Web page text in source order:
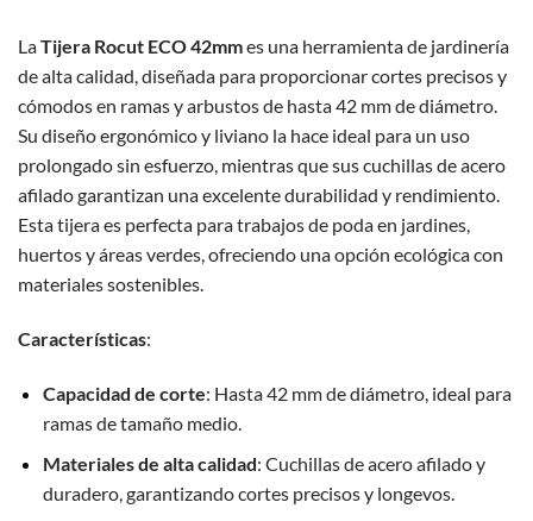
LaTijera Rocut ECO 42mmes una herramienta de jardinería
de alta calidad, diseñada para proporcionar cortes precisos y
cómodos en ramas y arbustos de hasta 42 mm de diámetro.
Su diseño ergonómico y liviano la hace ideal para un uso
prolongado sin esfuerzo, mientras que sus cuchillas de acero
afilado garantizan una excelente durabilidad y rendimiento.
Esta tijera es perfecta para trabajos de poda en jardines,
huertos y áreas verdes, ofreciendo una opción ecológica con
materiales sostenibles.
Características:
Capacidad de corte: Hasta 42 mm de diámetro, ideal para
ramas de tamaño medio.
Materiales de alta calidad: Cuchillas de acero afilado y
duradero, garantizando cortes precisos y longevos.